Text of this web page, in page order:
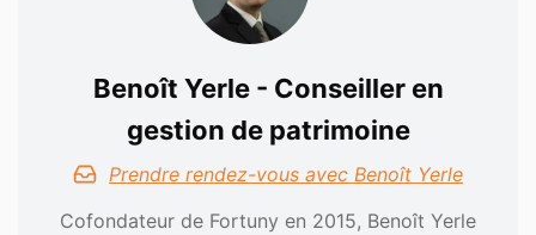
Benoît Yerle - Conseiller en
gestion de patrimoine
Prendre rendez-vous avec Benoît Yerle
Cofondateur de Fortuny en 2015, Benoît Yerle